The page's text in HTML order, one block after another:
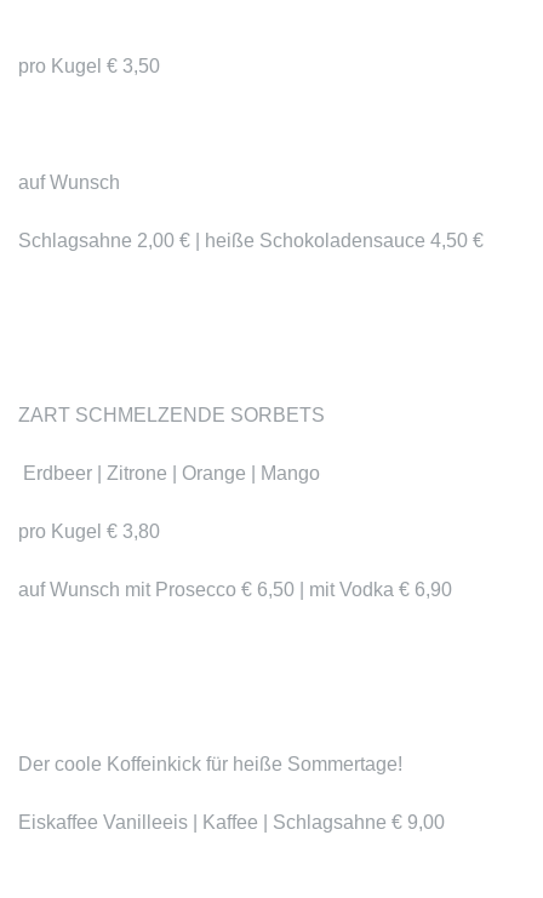
pro Kugel € 3,50
auf Wunsch
Schlagsahne 2,00 € | heiße Schokoladensauce 4,50 €
ZART SCHMELZENDE SORBETS
Erdbeer | Zitrone | Orange | Mango
pro Kugel € 3,80
auf Wunsch mit Prosecco € 6,50 | mit Vodka € 6,90
Der coole Koffeinkick für heiße Sommertage!
Eiskaffee Vanilleeis | Kaffee | Schlagsahne € 9,00